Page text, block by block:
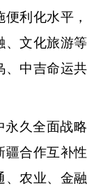
利化水平，
、文化旅游等
、中吉命运共
永久全面战略
疆合作互补性
、农业、金融